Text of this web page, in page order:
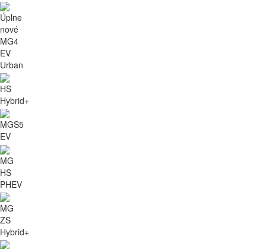
Úplne
nové
MG4
EV
Urban
HS
Hybrid+
MGS5
EV
MG
HS
PHEV
MG
ZS
Hybrid+